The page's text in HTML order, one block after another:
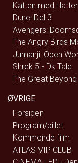
Katten med
Dune: Del 3
Avengers:
The Angry Birds
Jumanji: Open
Shrek 5 - Dk Tale
The Great Beyond
ØVRIGE
Forsiden
Program/billet
Kommende film
ATLAS VIP CLUB